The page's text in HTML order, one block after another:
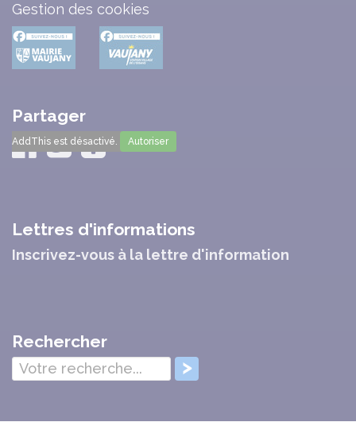
Gestion des cookies
Partager
AddThis est désactivé. Autoriser
Lettres d'informations
Inscrivez-vous à la lettre d'information
Rechercher